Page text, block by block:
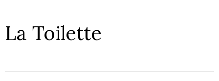
La Toilette